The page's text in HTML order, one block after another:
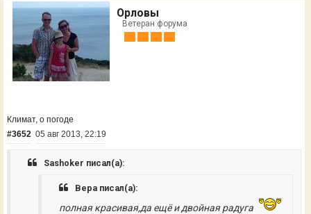
Орловы
Ветеран форума
Климат, о погоде
#3652 05 авг 2013, 22:19
Sashoker писал(а):
Вера писал(а):
полная красивая,да ещё и двойная радуга